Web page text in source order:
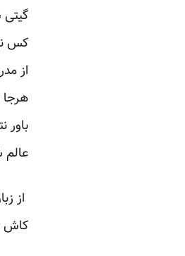
کس
از
باور
عالم
از
کاش